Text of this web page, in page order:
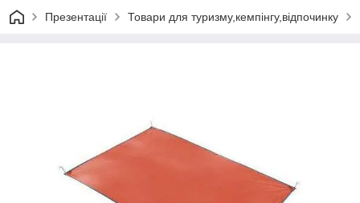
Презентації Товари для туризму,кемпінгу,відпочинку